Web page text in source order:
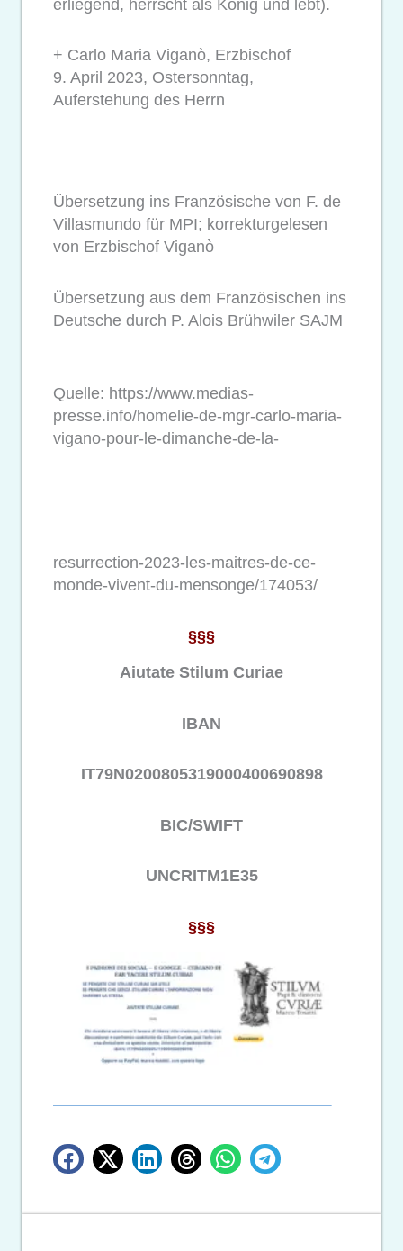
erliegend, herrscht als König und lebt).
+ Carlo Maria Viganò, Erzbischof
9. April 2023, Ostersonntag,
Auferstehung des Herrn
Übersetzung ins Französische von F. de
Villasmundo für MPI; korrekturgelesen
von Erzbischof Viganò
Übersetzung aus dem Französischen ins
Deutsche durch P. Alois Brühwiler SAJM
Quelle: https://www.medias-
presse.info/homelie-de-mgr-carlo-maria-
vigano-pour-le-dimanche-de-la-
resurrection-2023-les-maitres-de-ce-
monde-vivent-du-mensonge/174053/
§§§
Aiutate Stilum Curiae
IBAN
IT79N0200805319000400690898
BIC/SWIFT
UNCRITM1E35
§§§